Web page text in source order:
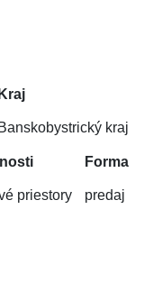
Kraj
Banskobystrický kraj
priestory
Forma
predaj